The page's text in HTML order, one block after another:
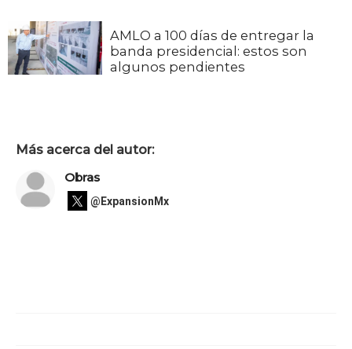
AMLO a 100 días de entregar la
banda presidencial: estos son
algunos pendientes
Más acerca del autor:
Obras
@ExpansionMx